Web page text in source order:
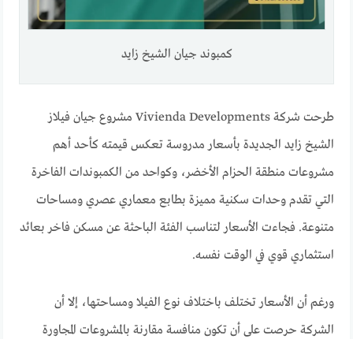
كمبوند جيان الشيخ زايد
طرحت شركة Vivienda Developments مشروع جيان فيلاز
الشيخ زايد الجديدة بأسعار مدروسة تعكس قيمته كأحد أهم
مشروعات منطقة الحزام الأخضر، وكواحد من الكمبوندات الفاخرة
التي تقدم وحدات سكنية مميزة بطابع معماري عصري ومساحات
متنوعة. فجاءت الأسعار لتناسب الفئة الباحثة عن مسكن فاخر بعائد
استثماري قوي في الوقت نفسه.
ورغم أن الأسعار تختلف باختلاف نوع الفيلا ومساحتها، إلا أن
الشركة حرصت على أن تكون منافسة مقارنة بالمشروعات المجاورة